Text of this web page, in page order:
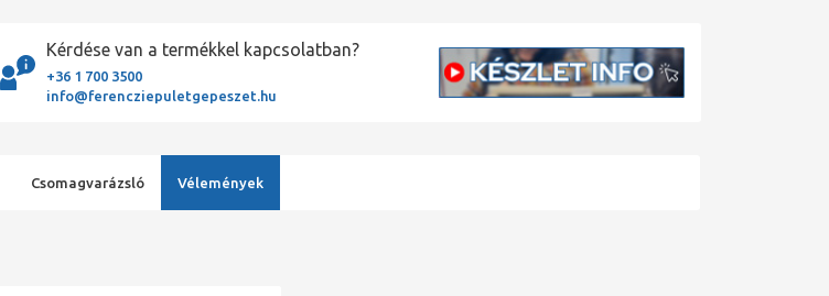
Kérdése van a termékkel kapcsolatban?
+36 1 700 3500
info@ferencziepuletgepeszet.hu
Csomagvarázsló Vélemények